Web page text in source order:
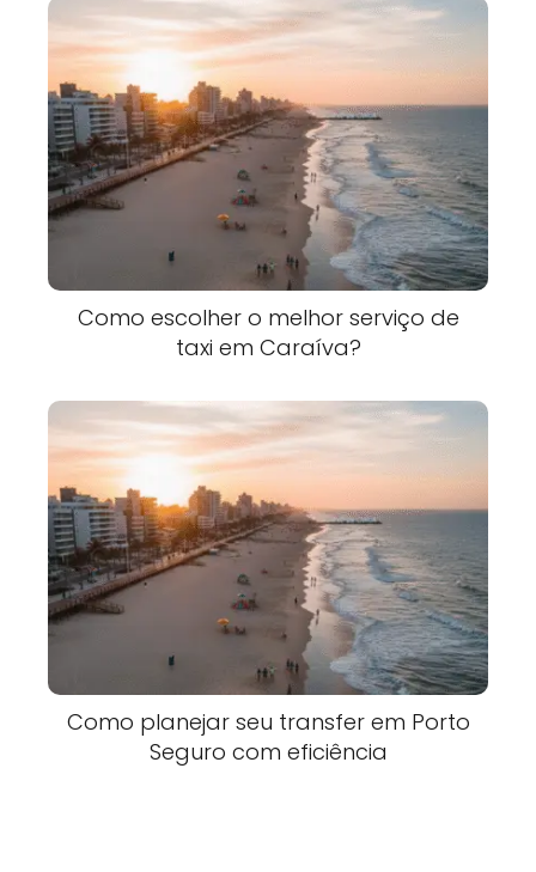
Como escolher o melhor serviço de
taxi em Caraíva?
Como planejar seu transfer em Porto
Seguro com eficiência